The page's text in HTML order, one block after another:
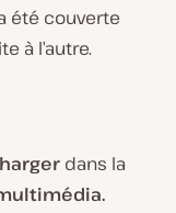
été couverte
à l’autre.
dans la